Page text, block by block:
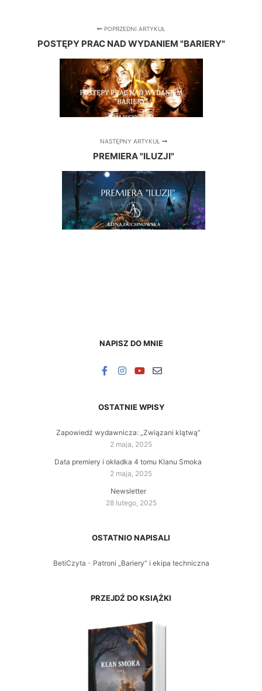
POPRZEDNI ARTYKUŁ
POSTĘPY PRAC NAD WYDANIEM "BARIERY"
NASTĘPNY ARTYKUŁ
PREMIERA "ILUZJI"
NAPISZ DO MNIE
OSTATNIE WPISY
Zapowiedź wydawnicza: „Związani klątwą”
2 maja, 2025
Data premiery i okładka 4 tomu Klanu Smoka
2 maja, 2025
Newsletter
28 lutego, 2025
OSTATNIO NAPISALI
BetiCzyta - Patroni „Bariery” i ekipa techniczna
PRZEJDŹ DO KSIĄŻKI